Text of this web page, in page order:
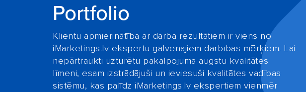
Portfolio
Klientu apmierinātība ar darba rezultātiem ir viens no
iMarketings.lv ekspertu galvenajiem darbības mērķiem. Lai
nepārtraukti uzturētu pakalpojuma augstu kvalitātes
līmeni, esam izstrādājuši un ieviesuši kvalitātes vadības
sistēmu, kas palīdz iMarketings.lv ekspertiem vienmēr